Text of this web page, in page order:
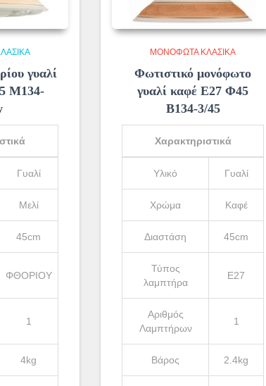
γυαλί
Μ134-
Γυαλί
Μελί
45cm
ΦΘΟΡΙΟΥ
1
4kg
ΜΟΝΌΦΩΤΑ ΚΛΑΣΙΚΆ
Φωτιστικό μονόφωτο
γυαλί καφέ Ε27 Φ45
Β134-3/45
Χαρακτηριστικά
Υλικό Γυαλί
Χρώμα Καφέ
Διαστάση 45cm
Τύπος
λαμπτήρα
Ε27
Αριθμός
Λαμπτήρων
1
Βάρος 2.4kg